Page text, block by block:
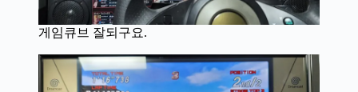
게임큐브 잘되구요.